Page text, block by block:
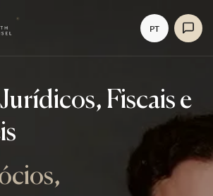
PT
Fiscais e